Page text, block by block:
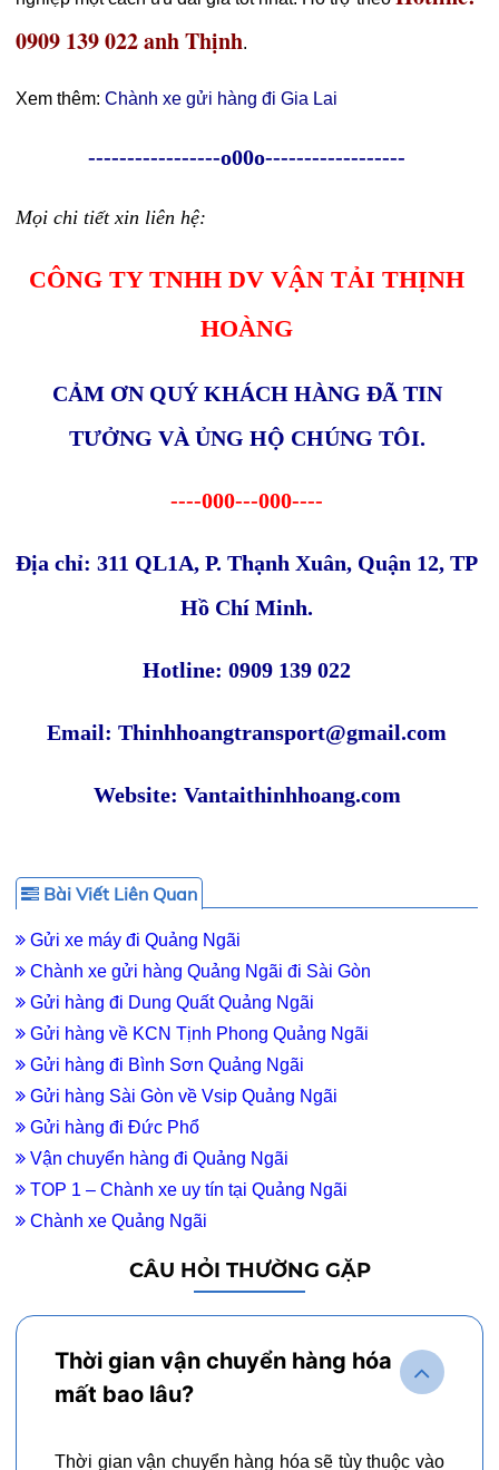
0909 139 022 anh Thịnh.
Xem thêm:Chành xe gửi hàng đi Gia Lai
-----------------o00o------------------
Mọi chi tiết xin liên hệ:
CÔNG TY TNHH DV VẬN TẢI THỊNH
HOÀNG
CẢM ƠN QUÝ KHÁCH HÀNG ĐÃ TIN
TƯỞNG VÀ ỦNG HỘ CHÚNG TÔI.
----000---000----
Địa chỉ: 311 QL1A, P. Thạnh Xuân, Quận 12, TP
Hồ Chí Minh.
Hotline: 0909 139 022
Email: Thinhhoangtransport@gmail.com
Website: Vantaithinhhoang.com
Bài Viết Liên Quan
Gửi xe máy đi Quảng Ngãi
Chành xe gửi hàng Quảng Ngãi đi Sài Gòn
Gửi hàng đi Dung Quất Quảng Ngãi
Gửi hàng về KCN Tịnh Phong Quảng Ngãi
Gửi hàng đi Bình Sơn Quảng Ngãi
Gửi hàng Sài Gòn về Vsip Quảng Ngãi
Gửi hàng đi Đức Phổ
Vận chuyển hàng đi Quảng Ngãi
TOP 1 – Chành xe uy tín tại Quảng Ngãi
Chành xe Quảng Ngãi
CÂU HỎI THƯỜNG GẶP
Thời gian vận chuyển hàng hóa
mất bao lâu?
Thời gian vận chuyển hàng hóa sẽ tùy thuộc vào